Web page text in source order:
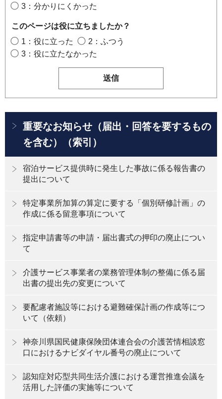
3：分かりにくかった
このページは役に立ちましたか？
1：役に立った
2：ふつう
3：役に立たなかった
重要なお知らせ（届出・回答を要するもの
を含む）（索引）
宿泊サービス提供時に発生した事故に係る報告書の
提出について
特定事業所加算の算定に要する「個別研修計画」の
作成に係る留意事項について
指定申請書等の申請・届出書式の押印の廃止につい
て
介護サービス事業者の業務管理体制の整備に係る届
出書の提出先の変更について
要配慮者施設等における避難確保計画の作成等につ
いて（依頼）
神奈川県国民健康保険団体連合会の介護苦情相談窓
口におけるナビダイヤル番号の廃止について
認知症対応型共同生活介護における運営推進会議を
活用した評価の実施等について